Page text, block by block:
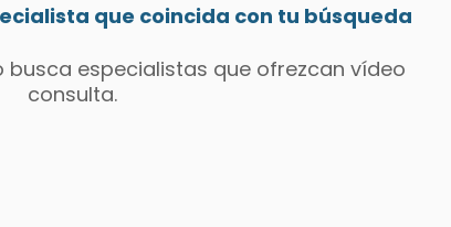
que coincida con tu búsqueda
especialistas que ofrezcan vídeo
consulta.